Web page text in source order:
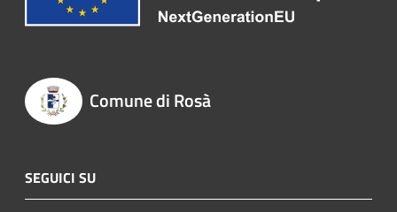
Comune di Rosà
SEGUICI SU